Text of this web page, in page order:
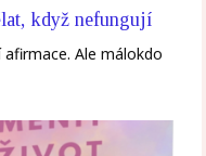
když nefungují
Ale málokdo